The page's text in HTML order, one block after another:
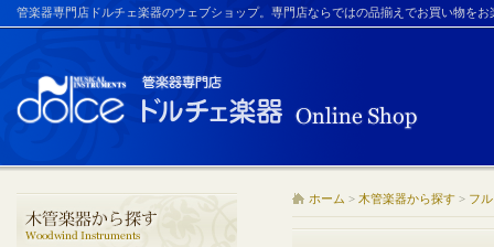
管楽器専門店ドルチェ楽器のウェブショップ。専門店ならではの品揃えでお買い物を
ホーム > 木管楽器から探す > フ